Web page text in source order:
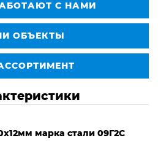
С НАМИ
ОБЪЕКТЫ
марка стали 09Г2С